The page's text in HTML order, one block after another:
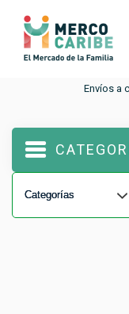
Envíos a